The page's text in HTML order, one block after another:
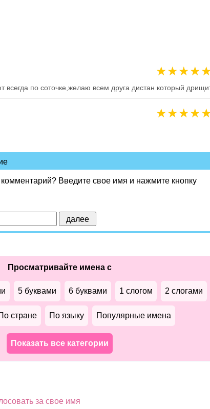
★★★★
всегда по соточке,желаю всем друга дистан который
★★★★
Введите свое имя и нажмите кнопку
Просматривайте имена с
5 буквами 6 буквами 1 слогом 2 слогами
стране По языку Популярные имена
Показать все категории
за свое имя